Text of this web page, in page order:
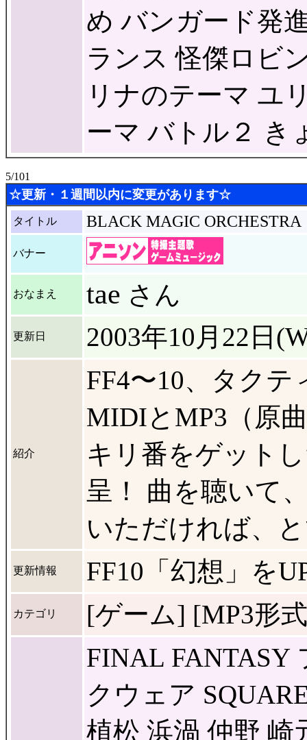
め バンガード発
ランス 怪傑ロビ
リナのテーマ ユ
ーマ バトル２ き
5/101
☆更新・１週間以内に変更があります☆
タイトル BLACK MAGIC ORCHESTRA
バナー
おなまえ tae さん
更新日 2003年10月22日
紹介
FF4〜10、タク
MIDIとMP3（原
キリ番をゲット
呈！ 曲を聴いて
いただければ、
更新情報 FF10「幻想」を
カテゴリ
[ゲーム] [MP3形
FINAL FANTASY
クウェア
植松 浜渦 仲野 崎